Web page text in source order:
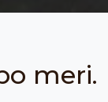
meri.